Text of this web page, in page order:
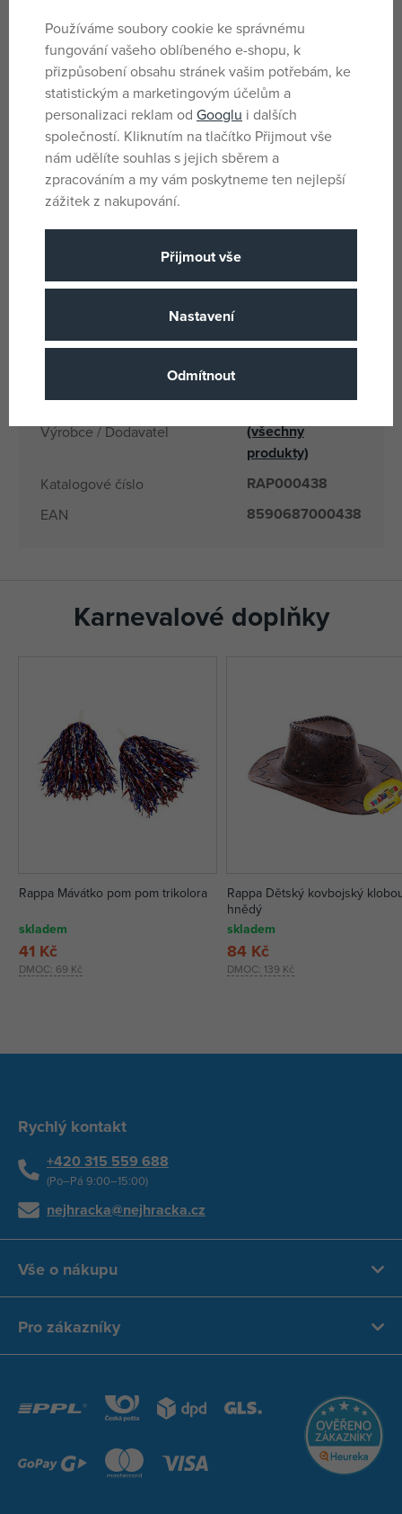
Lampion na svíčku je vyroben z papíru. Tento parádní
kousek ti nesmí na párty chybět!
Parametry
Pohlaví Pro holky i kluky
Barva
Materiál Papír
Věk od 14 let
EANs 8590687000438
Výrobce / Dodavatel
(všechny
produkty)
Katalogové číslo RAP000438
EAN 8590687000438
Karnevalové doplňky
Rappa Mávátko pom pom trikolora
skladem
DMOC: 69 Kč
41 Kč
Rappa Dětský kovbojský
hnědý
skladem
DMOC: 139 Kč
84 Kč
Rychlý kontakt
+420 315 559 688
(Po–Pá 9:00–15:00)
nejhracka@nejhracka.cz
Vše o nákupu
Pro zákazníky
Používáme soubory cookie ke správnému
fungování vašeho oblíbeného e-shopu, k
přizpůsobení obsahu stránek vašim potřebám, ke
statistickým a marketingovým účelům a
personalizaci reklam od Googlu i dalších
společností. Kliknutím na tlačítko Přijmout vše
nám udělíte souhlas s jejich sběrem a
zpracováním a my vám poskytneme ten nejlepší
zážitek z nakupování.
Přijmout vše
Nastavení
Odmítnout